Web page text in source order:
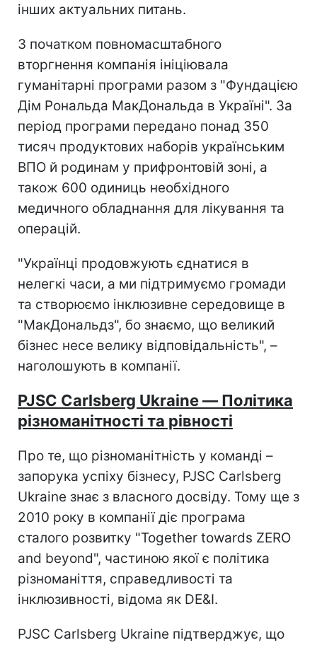
інших актуальних питань.
З початком повномасштабного
вторгнення компанія ініціювала
гуманітарні програми разом з "Фундацією
Дім Рональда МакДональда в Україні". За
період програми передано понад 350
тисяч продуктових наборів українським
ВПО й родинам у прифронтовій зоні, а
також 600 одиниць необхідного
медичного обладнання для лікування та
операцій.
"Українці продовжують єднатися в
нелегкі часи, а ми підтримуємо громади
та створюємо інклюзивне середовище в
"МакДональдз", бо знаємо, що великий
бізнес несе велику відповідальність", –
наголошують в компанії.
PJSC Carlsberg Ukraine— Політика
різноманітності та рівності
Про те, що різноманітність у команді –
запорука успіху бізнесу, PJSC Carlsberg
Ukraine знає з власного досвіду. Тому ще з
2010 року в компанії діє програма
сталого розвитку "Together towards ZERO
and beyond", частиною якої є політика
різноманіття, справедливості та
інклюзивності, відома як DE&I.
PJSC Carlsberg Ukraine підтверджує, що